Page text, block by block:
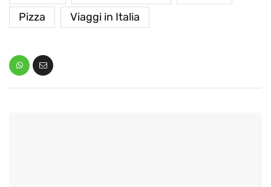
Pizza
Viaggi in Italia